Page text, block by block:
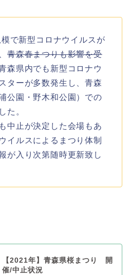
で新型コロナウイルスが
青森春まつりも影響を受
森県内でも新型コロナウ
ターが多数発生し、青森
公園・野木和公園）での
た。
中止が決定した会場もあ
イルスによるまつり体制
が入り次第随時更新致し
【2021年】青森県桜まつり 開
催/中止状況